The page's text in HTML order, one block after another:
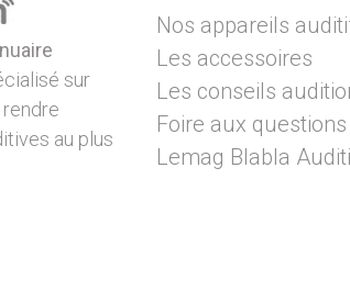
sur
au plus
Nos appareils
Les accessoires
Les conseils
Foire aux questions
Lemag Blabla